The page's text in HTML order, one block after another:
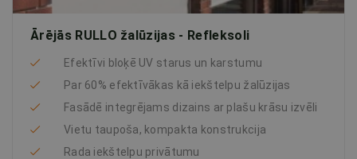
Ārējās RULLO žalūzijas - Refleksoli
Efektīvi bloķē UV starus un karstumu
Par 60% efektīvākas kā iekštelpu žalūzijas
Fasādē integrējams dizains ar plašu krāsu izvēli
Vietu taupoša, kompakta konstrukcija
Rada iekštelpu privātumu